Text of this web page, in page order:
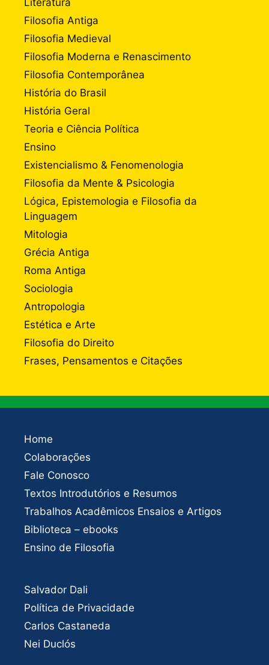
Filosofia Antiga
Filosofia Medieval
Filosofia Moderna e Renascimento
Filosofia Contemporânea
História do Brasil
História Geral
Teoria e Ciência Política
Ensino
Existencialismo & Fenomenologia
Filosofia da Mente & Psicologia
Lógica, Epistemologia e Filosofia da
Linguagem
Mitologia
Grécia Antiga
Roma Antiga
Sociologia
Antropologia
Estética e Arte
Filosofia do Direito
Frases, Pensamentos e Citações
Home
Colaborações
Fale Conosco
Textos Introdutórios e Resumos
Trabalhos Acadêmicos Ensaios e Artigos
Biblioteca – ebooks
Ensino de Filosofia
Salvador Dali
Política de Privacidade
Carlos Castaneda
Nei Duclós